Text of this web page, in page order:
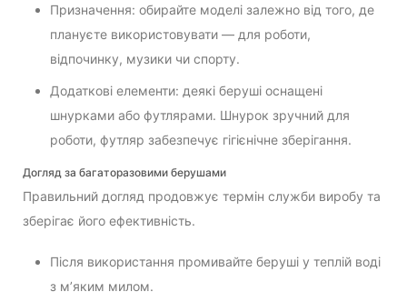
Призначення: обирайте моделі залежно від того, де
плануєте використовувати — для роботи,
відпочинку, музики чи спорту.
Додаткові елементи: деякі беруші оснащені
шнурками або футлярами. Шнурок зручний для
роботи, футляр забезпечує гігієнічне зберігання.
Догляд за багаторазовими берушами
Правильний догляд продовжує термін служби виробу та
зберігає його ефективність.
Після використання промивайте беруші у теплій воді
з м’яким милом.